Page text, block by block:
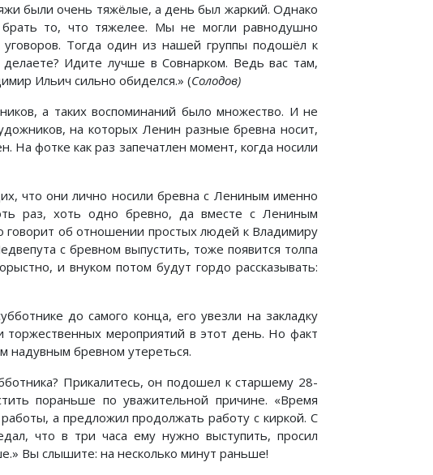
были очень тяжёлые, а день был жаркий. Однако
то, что тяжелее. Мы не могли равнодушно
Тогда один из нашей группы подошёл к
Идите лучше в Совнарком. Ведь вас там,
Ильич сильно обиделся.» (Солодов)
а таких воспоминаний было множество. И не
на которых Ленин разные бревна носит,
На фотке как раз запечатлен момент, когда носили
что они лично носили бревна с Лениным именно
раз, хоть одно бревно, да вместе с Лениным
говорит об отношении простых людей к Владимиру
с бревном выпустить, тоже появится толпа
и внуком потом будут гордо рассказывать:
до самого конца, его увезли на закладку
мероприятий в этот день. Но факт
надувным бревном утереться.
Прикалитесь, он подошел к старшему 28-
пораньше по уважительной причине. «Время
а предложил продолжать работу с киркой. С
что в три часа ему нужно выступить, просил
Вы слышите: на несколько минут раньше!